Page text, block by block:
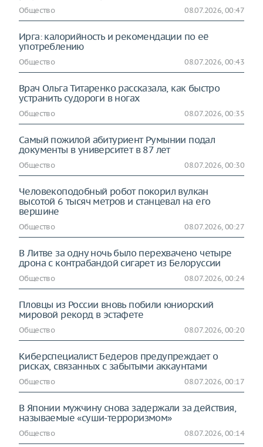
Общество 08.07.2026, 00:47
Ирга: калорийность и рекомендации по её
употреблению
Общество 08.07.2026, 00:43
Врач Ольга Титаренко рассказала, как быстро
устранить судороги в ногах
Общество 08.07.2026, 00:35
Самый пожилой абитуриент Румынии подал
документы в университет в 87 лет
Общество 08.07.2026, 00:30
Человекоподобный робот покорил вулкан
высотой 6 тысяч метров и станцевал на его
вершине
Общество 08.07.2026, 00:27
В Литве за одну ночь было перехвачено четыре
дрона с контрабандой сигарет из Белоруссии
Общество 08.07.2026, 00:24
Пловцы из России вновь побили юниорский
мировой рекорд в эстафете
Общество 08.07.2026, 00:20
Киберспециалист Бедеров предупреждает о
рисках, связанных с забытыми аккаунтами
Общество 08.07.2026, 00:17
В Японии мужчину снова задержали за действия,
называемые «суши-терроризмом»
Общество 08.07.2026, 00:14